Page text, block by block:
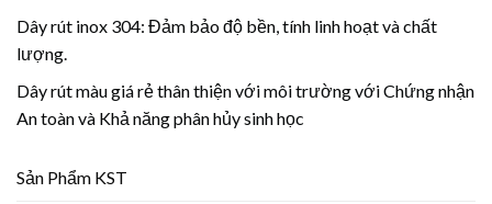
Dây rút inox 304: Đảm bảo độ bền, tính linh hoạt và chất
lượng.
Dây rút màu giá rẻ thân thiện với môi trường với Chứng nhận
An toàn và Khả năng phân hủy sinh học
Sản Phẩm KST